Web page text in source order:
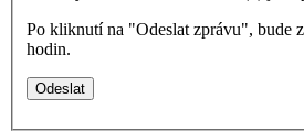
Po kliknutí na "Odeslat zprávu", bude
hodin.